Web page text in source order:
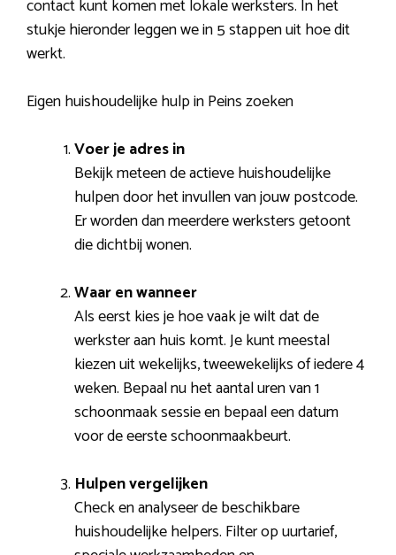
contact kunt komen met lokale werksters. In het
stukje hieronder leggen we in 5 stappen uit hoe dit
werkt.
Eigen huishoudelijke hulp in Peins zoeken
Voer je adres in
Bekijk meteen de actieve huishoudelijke
hulpen door het invullen van jouw postcode.
Er worden dan meerdere werksters getoont
die dichtbij wonen.
Waar en wanneer
Als eerst kies je hoe vaak je wilt dat de
werkster aan huis komt. Je kunt meestal
kiezen uit wekelijks, tweewekelijks of iedere 4
weken. Bepaal nu het aantal uren van 1
schoonmaak sessie en bepaal een datum
voor de eerste schoonmaakbeurt.
Hulpen vergelijken
Check en analyseer de beschikbare
huishoudelijke helpers. Filter op uurtarief,